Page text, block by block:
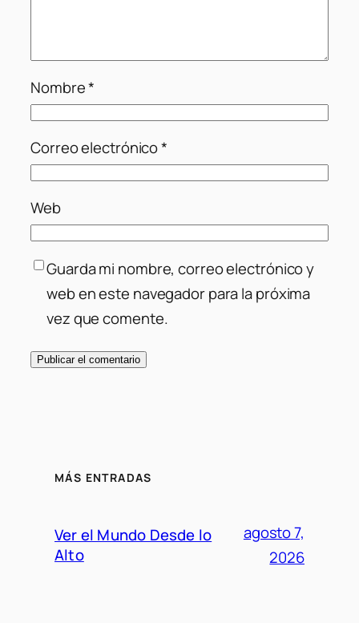
Nombre*
Correo electrónico*
Web
Guarda mi nombre, correo electrónico y
web en este navegador para la próxima
vez que comente.
MÁS ENTRADAS
Ver el Mundo Desde lo
Alto
agosto 7,
2026